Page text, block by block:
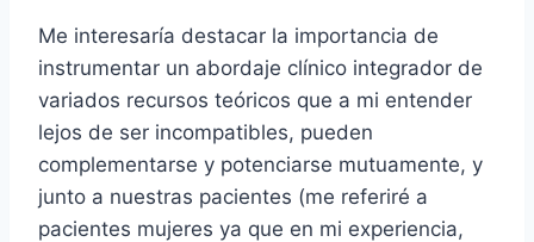
Me interesaría destacar la importancia de
instrumentar un abordaje clínico integrador de
variados recursos teóricos que a mi entender
lejos de ser incompatibles, pueden
complementarse y potenciarse mutuamente, y
junto a nuestras pacientes (me referiré a
pacientes mujeres ya que en mi experiencia,